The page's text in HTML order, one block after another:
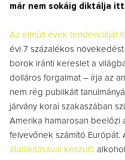
már nem sokáig diktálja
Az elmúlt évek tendenciáját
évi 7 százalékos
borok iránti kereslet a
dolláros forgalmat – írja az
nem rég publikált
járvány korai szakaszában
Amerika hamarosan beelőzi
felvevőnek számító Európát.
átalakításával készülő